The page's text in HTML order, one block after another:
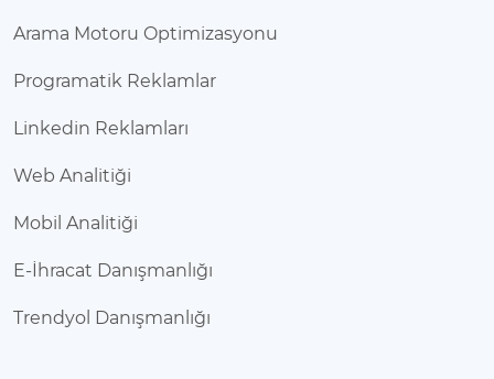
Arama Motoru Optimizasyonu
Programatik Reklamlar
Linkedin Reklamları
Web Analitiği
Mobil Analitiği
E-İhracat Danışmanlığı
Trendyol Danışmanlığı